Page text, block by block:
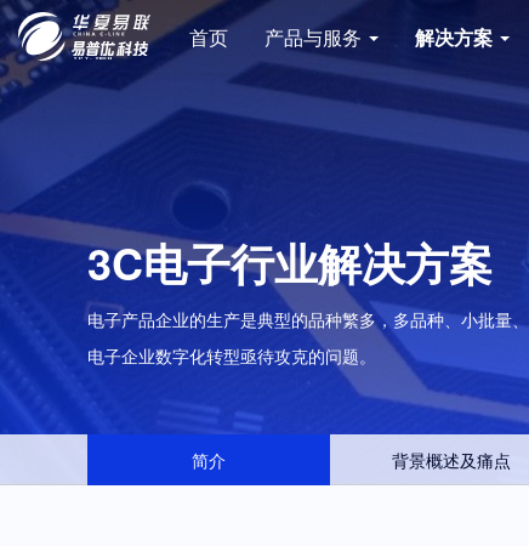
首页 产品与服务 解决方案
3C电子行业解决方案
电子产品企业的生产是典型的品种繁多，多品种、小批量
电子企业数字化转型亟待攻克的问题。
简介 背景概述及痛点